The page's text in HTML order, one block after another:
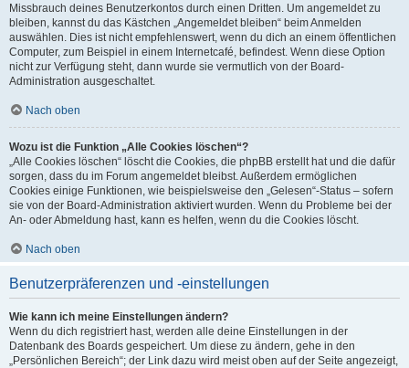
Missbrauch deines Benutzerkontos durch einen Dritten. Um angemeldet zu
bleiben, kannst du das Kästchen „Angemeldet bleiben“ beim Anmelden
auswählen. Dies ist nicht empfehlenswert, wenn du dich an einem öffentlichen
Computer, zum Beispiel in einem Internetcafé, befindest. Wenn diese Option
nicht zur Verfügung steht, dann wurde sie vermutlich von der Board-
Administration ausgeschaltet.
Nach oben
Wozu ist die Funktion „Alle Cookies löschen“?
„Alle Cookies löschen“ löscht die Cookies, die phpBB erstellt hat und die dafür
sorgen, dass du im Forum angemeldet bleibst. Außerdem ermöglichen
Cookies einige Funktionen, wie beispielsweise den „Gelesen“-Status – sofern
sie von der Board-Administration aktiviert wurden. Wenn du Probleme bei der
An- oder Abmeldung hast, kann es helfen, wenn du die Cookies löscht.
Nach oben
Benutzerpräferenzen und -einstellungen
Wie kann ich meine Einstellungen ändern?
Wenn du dich registriert hast, werden alle deine Einstellungen in der
Datenbank des Boards gespeichert. Um diese zu ändern, gehe in den
„Persönlichen Bereich“; der Link dazu wird meist oben auf der Seite angezeigt,